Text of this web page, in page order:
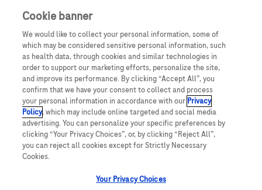
Copyright
Legal
Sitemap
Kontakt
Diese Website enthält Produktinformationen, die für viele verschiedene
Zielgruppen bestimmt sind, und kann Produktdetails oder -informationen
enthalten, die in Ihrem Land sonst nicht verfügbar oder gültig sind. Bitte
beachten Sie, dass Roche keine Verantwortung für den Zugang zu solchen
gültigen gesetzlichen Vorgehensweisen, Regelungen, Registrierungen
Cookie banner
We would like to collect your personal information, some of
which may be considered sensitive personal information, such
as health data, through cookies and similar technologies in
order to support our marketing efforts, personalize the site,
and improve its performance. By clicking “Accept All”, you
confirm that we have your consent to collect and process
your personal information in accordance with our Privacy
Policy, which may include online targeted and social media
advertising. You can personalize your specific preferences by
clicking “Your Privacy Choices”, or, by clicking “Reject All”,
you can reject all cookies except for Strictly Necessary
Cookies.
Your Privacy Choices